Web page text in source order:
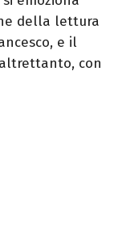
della lettura
e il
con